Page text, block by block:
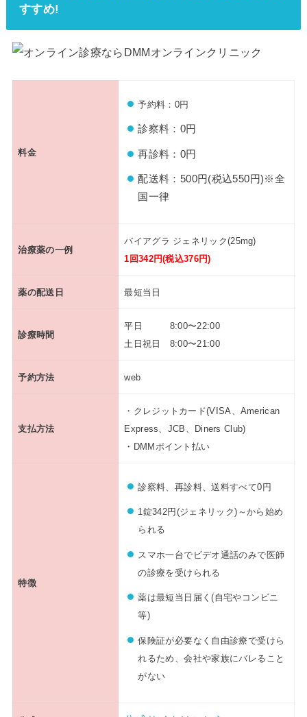
すすめ!
料金
予約料：0円
診察料：0円
再診料：0円
配送料：500円(税込550円)※全
国一律
治療薬の一例
バイアグラ ジェネリック(25mg)
1回342円(税込376円)
薬の配送日 最短当日
診療時間
平日 8:00〜22:00
土日祝日 8:00〜21:00
予約方法 web
支払方法
・クレジットカード(VISA、American
Express、JCB、Diners Club)
・DMMポイント払い
特徴
診察料、再診料、送料すべて0円
1錠342円(ジェネリック)～から始め
られる
スマホ一台でビデオ通話のみで医師
の診療を受けられる
薬は最短当日届く(自宅やコンビニ
等)
保険証が必要なく自由診療で受けら
れるため、会社や家族にバレること
がない